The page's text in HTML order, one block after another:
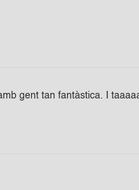
gent tan fantàstica. I